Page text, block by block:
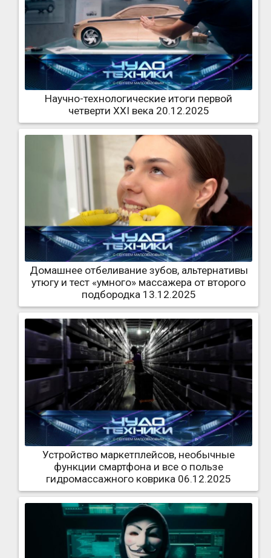
Научно-технологические итоги первой
четверти XXI века 20.12.2025
Домашнее отбеливание зубов, альтернативы
утюгу и тест «умного» массажера от второго
подбородка 13.12.2025
Устройство маркетплейсов, необычные
функции смартфона и все о пользе
гидромассажного коврика 06.12.2025